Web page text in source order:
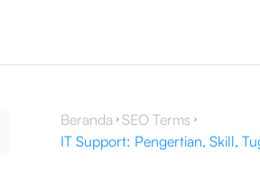
Beranda SEO Terms
IT Support: Pengertian, Skill,